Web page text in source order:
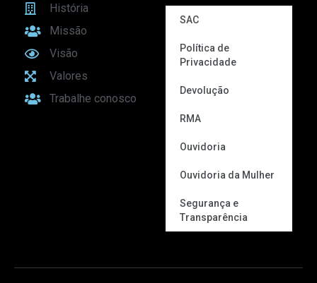
História
Missão
Visão
Valores
Trabalhe conosco
SAC
Política de
Privacidade
Devolução
RMA
Ouvidoria
Ouvidoria da Mulher
Segurança e
Transparência